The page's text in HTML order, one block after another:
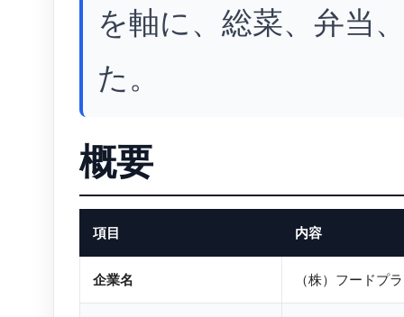
を軸に、総菜、弁当
た。
概要
項目 内容
企業名 （株）フードプ